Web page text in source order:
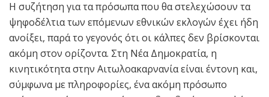
Η συζήτηση για τα πρόσωπα που θα στελεχώσουν τα
ψηφοδέλτια των επόμενων εθνικών εκλογών έχει ήδη
ανοίξει, παρά το γεγονός ότι οι κάλπες δεν βρίσκονται
ακόμη στον ορίζοντα. Στη Νέα Δημοκρατία, η
κινητικότητα στην Αιτωλοακαρνανία είναι έντονη και,
σύμφωνα με πληροφορίες, ένα ακόμη πρόσωπο